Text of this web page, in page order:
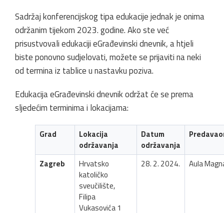
Sadržaj konferencijskog tipa edukacije jednak je onima
održanim tijekom 2023. godine. Ako ste već
prisustvovali edukaciji eGrađevinski dnevnik, a htjeli
biste ponovno sudjelovati, možete se prijaviti na neki
od termina iz tablice u nastavku poziva.
Edukacija eGrađevinski dnevnik održat će se prema
sljedećim terminima i lokacijama:
Grad
Lokacija
održavanja
Datum
održavanja
Zagreb
Hrvatsko
katoličko
sveučilište,
Filipa
Vukasovića 1
28. 2. 2024. Aula